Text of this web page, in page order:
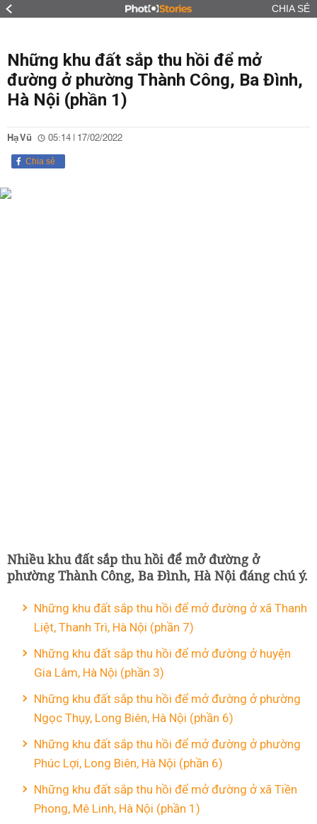
CHIA SẺ
Những khu đất sắp thu hồi để mở
đường ở phường Thành Công, Ba Đình,
Hà Nội (phần 1)
Hạ Vũ 05:14 | 17/02/2022
Chia sẻ
Nhiều khu đất sắp thu hồi để mở đường ở
phường Thành Công, Ba Đình, Hà Nội đáng chú ý.
Những khu đất sắp thu hồi để mở đường ở xã Thanh
Liệt, Thanh Trì, Hà Nội (phần 7)
Những khu đất sắp thu hồi để mở đường ở huyện
Gia Lâm, Hà Nội (phần 3)
Những khu đất sắp thu hồi để mở đường ở phường
Ngọc Thụy, Long Biên, Hà Nội (phần 6)
Những khu đất sắp thu hồi để mở đường ở phường
Phúc Lợi, Long Biên, Hà Nội (phần 6)
Những khu đất sắp thu hồi để mở đường ở xã Tiền
Phong, Mê Linh, Hà Nội (phần 1)